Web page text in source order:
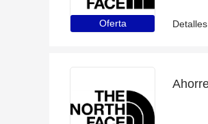
Oferta Detalles